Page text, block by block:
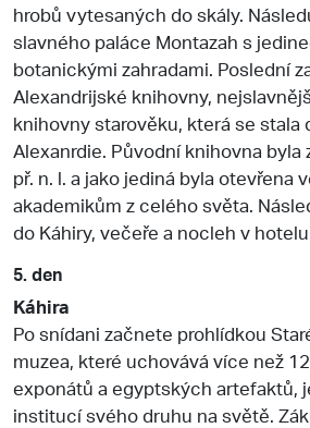
hrobů vytesaných do skály.
slavného paláce Montazah s
botanickými zahradami. Poslední
Alexandrijské knihovny,
knihovny starověku, která se stala
Alexanrdie. Původní knihovna byla
př. n. l. a jako jediná byla otevřena
akademikům z celého světa.
do Káhiry, večeře a nocleh v
5. den
Káhira
Po snídani začnete prohlídkou
muzea, které uchovává více než
exponátů a egyptských artefaktů,
institucí svého druhu na světě.